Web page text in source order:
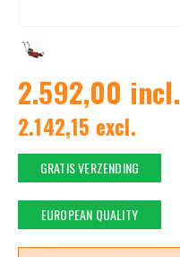
2.592,00 incl.
2.142,15 excl.
GRATIS VERZENDING
EUROPEAN QUALITY